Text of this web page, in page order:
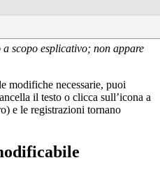
scopo esplicativo; non appare
modifiche necessarie, puoi
il testo o clicca sull’icona a
e le registrazioni tornano